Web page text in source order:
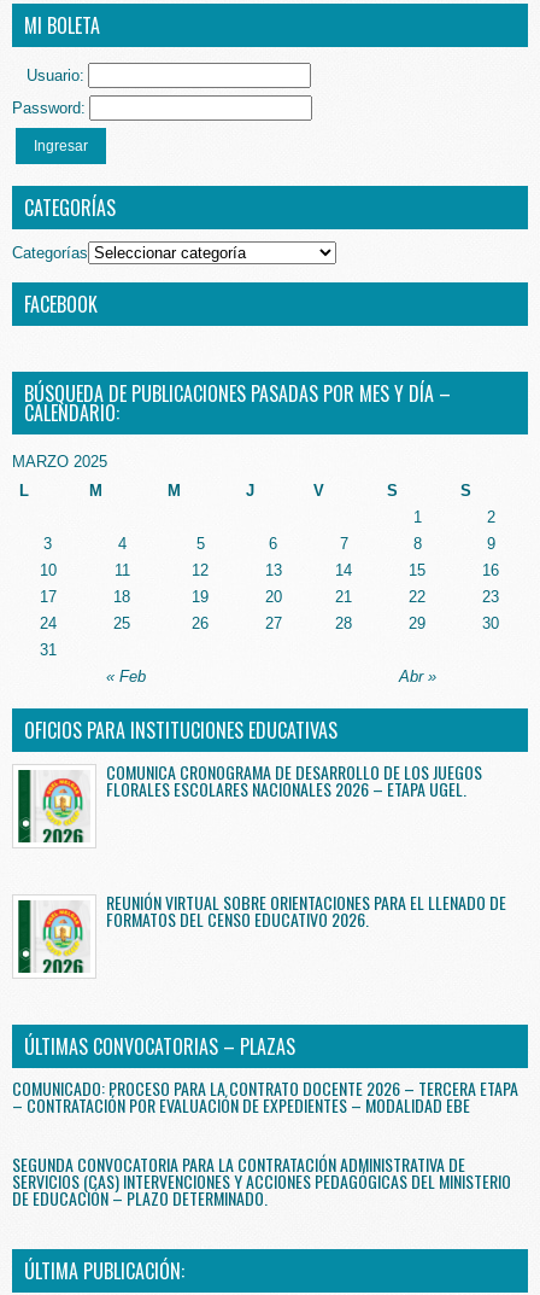
MI BOLETA
Usuario:
Password:
Ingresar
CATEGORÍAS
Categorías
FACEBOOK
BÚSQUEDA DE PUBLICACIONES PASADAS POR MES Y DÍA –
CALENDARIO:
MARZO 2025
L
M M J V S S
« Feb Abr »
1
2
3
4 5 6 7 8
9
10
11 12 13 14 15
16
17
18 19 20 21 22
23
24
25 26 27 28 29
30
31
OFICIOS PARA INSTITUCIONES EDUCATIVAS
COMUNICA CRONOGRAMA DE DESARROLLO DE LOS JUEGOS
FLORALES ESCOLARES NACIONALES 2026 – ETAPA UGEL.
REUNIÓN VIRTUAL SOBRE ORIENTACIONES PARA EL LLENADO DE
FORMATOS DEL CENSO EDUCATIVO 2026.
ÚLTIMAS CONVOCATORIAS – PLAZAS
COMUNICADO: PROCESO PARA LA CONTRATO DOCENTE 2026 – TERCERA ETAPA
– CONTRATACIÓN POR EVALUACIÓN DE EXPEDIENTES – MODALIDAD EBE
SEGUNDA CONVOCATORIA PARA LA CONTRATACIÓN ADMINISTRATIVA DE
SERVICIOS (CAS) INTERVENCIONES Y ACCIONES PEDAGÓGICAS DEL MINISTERIO
DE EDUCACIÓN – PLAZO DETERMINADO.
ÚLTIMA PUBLICACIÓN: